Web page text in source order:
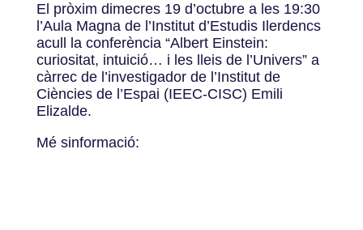
El pròxim dimecres 19 d’octubre a les 19:30
l’Aula Magna de l’Institut d’Estudis Ilerdencs
acull la conferència “Albert Einstein:
curiositat, intuició… i les lleis de l’Univers” a
càrrec de l’investigador de l’Institut de
Ciències de l’Espai (IEEC-CISC) Emili
Elizalde.
Mé sinformació: